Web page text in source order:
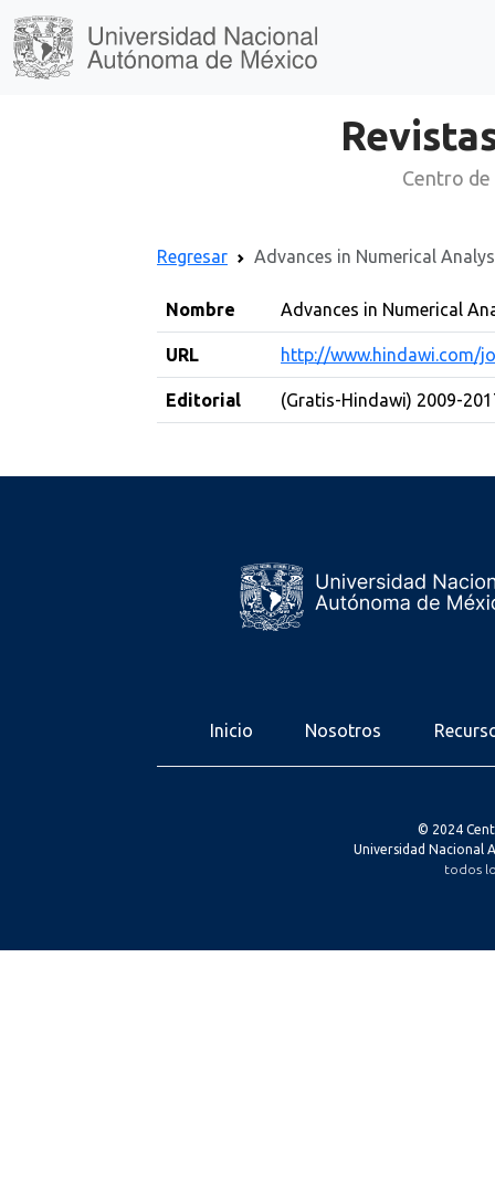
Centro de
Regresar Advances in Numerical
Nombre Advances in Numerical
URL http://www.hindawi.com/
Editorial (Gratis-Hindawi) 2009-
Inicio Nosotros
© 2024
Universidad Nacional
todos